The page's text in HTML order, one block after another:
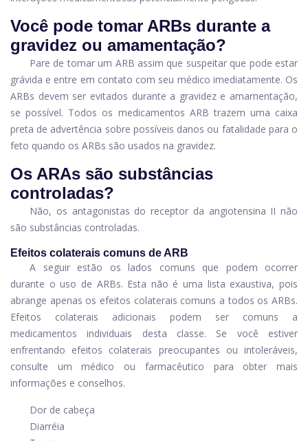
Você pode tomar ARBs durante a
gravidez ou amamentação?
Pare de tomar um ARB assim que suspeitar que pode estar
grávida e entre em contato com seu médico imediatamente. Os
ARBs devem ser evitados durante a gravidez e amamentação,
se possível. Todos os medicamentos ARB trazem uma caixa
preta de advertência sobre possíveis danos ou fatalidade para o
feto quando os ARBs são usados ​​na gravidez.
Os ARAs são substâncias
controladas?
Não, os antagonistas do receptor da angiotensina II não
são substâncias controladas.
Efeitos colaterais comuns de ARB
A seguir estão os lados comuns que podem ocorrer
durante o uso de ARBs. Esta não é uma lista exaustiva, pois
abrange apenas os efeitos colaterais comuns a todos os ARBs.
Efeitos colaterais adicionais podem ser comuns a
medicamentos individuais desta classe. Se você estiver
enfrentando efeitos colaterais preocupantes ou intoleráveis,
consulte um médico ou farmacêutico para obter mais
informações e conselhos.
Dor de cabeça
Diarréia